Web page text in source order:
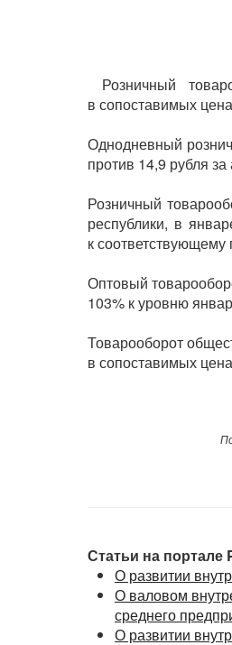
Розничный
в сопоставимых
Однодневный
против 14,9 рубля
Розничный
республики, в
к
Оптовый
103% к уровню
Товарооборот
в сопоставимых
Статьи на портале
О развитии
О валовом
среднего
О развитии